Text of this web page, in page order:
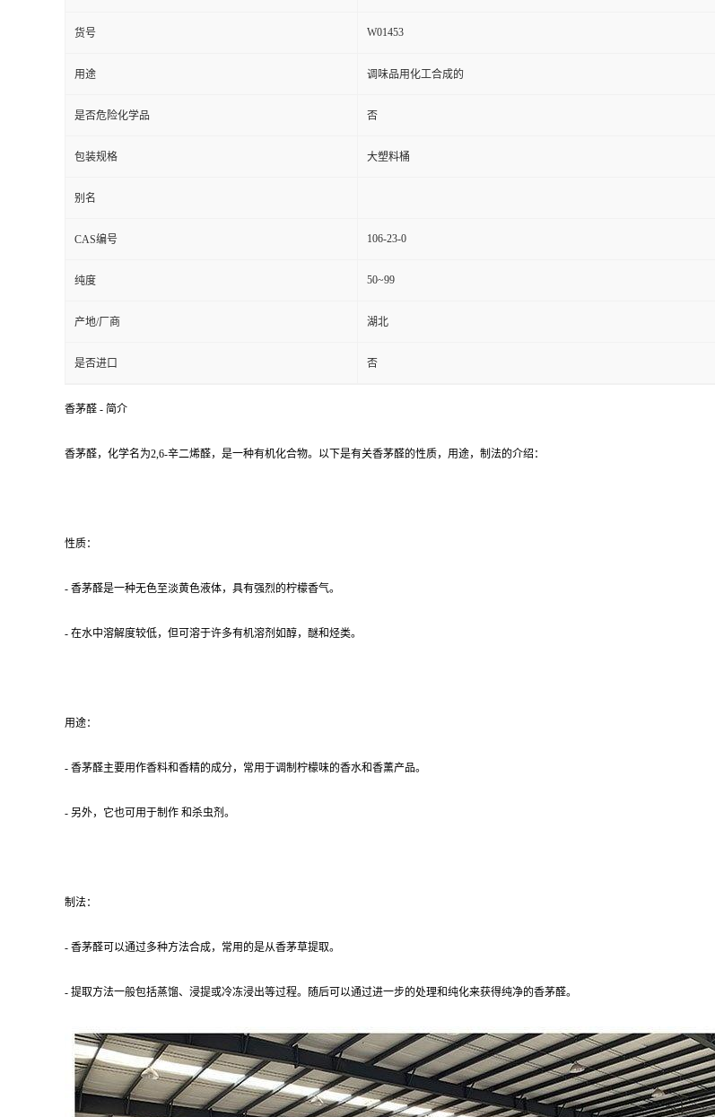
货号 W01453
用途 调味品用化工合成的
是否危险化学品 否
包装规格 大塑料桶
别名
CAS编号 106-23-0
纯度 50~99
产地/厂商 湖北
是否进口 否
香茅醛 - 简介
香茅醛，化学名为2,6-辛二烯醛，是一种有机化合物。以下是有关香茅醛的性质，用途，制法的介绍：
性质：
- 香茅醛是一种无色至淡黄色液体，具有强烈的柠檬香气。
- 在水中溶解度较低，但可溶于许多有机溶剂如醇，醚和烃类。
用途：
- 香茅醛主要用作香料和香精的成分，常用于调制柠檬味的香水和香薰产品。
- 另外，它也可用于制作 和杀虫剂。
制法：
- 香茅醛可以通过多种方法合成，常用的是从香茅草提取。
- 提取方法一般包括蒸馏、浸提或冷冻浸出等过程。随后可以通过进一步的处理和纯化来获得纯净的香茅醛。